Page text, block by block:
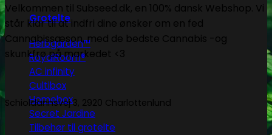
Grotelte
Herbgarden™
RoyalRoom®
AC infinity
Cultibox
Homebox
Secret Jardine
Tilbehør til grotelte
Velkommen til Subseed.dk, en 100% dansk Webshop. Vi
står klar til at indfri dine ønsker om en fed
Cannabissæson, med de bedste Cannabis -og
skunkfrø på markedet <3
Schioldannsvej 3, 2920 Charlottenlund